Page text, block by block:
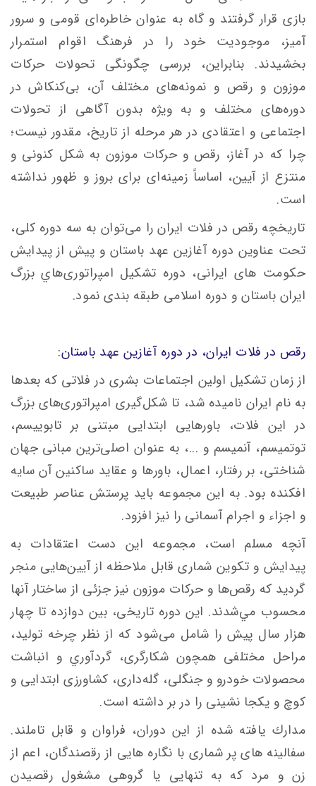
بازی قرار گرفتند و گاه به عنوان خاطره‌ای قومی و سرور
آميز، موجوديت خود را در فرهنگ اقوام استمرار
بخشيدند. بنابراين، بررسی چگونگی‌ تحولات حركات
موزون و رقص و نمونه‌های مختلف‌ آن، بی‌كنكاش در
دوره‌های مختلف و به ويژه بدون آگاهی از تحولات
اجتماعی و اعتقادی در هر مرحله‌ از تاريخ، مقدور نيست؛
چرا كه در آغاز، رقص و حركات موزون به شكل كنونی و
منتزع از آيين، اساساً زمينه‌ای برای بروز و ظهور نداشته
است.
تاريخچه رقص در فلات ايران را می‌توان به سه دوره‌ كلی‌،
تحت عناوین دوره‌ آغازين عهد باستان و پیش از پیدایش
حکومت های ایرانی، دوره تشكيل امپراتوری‌هاي بزرگ
ایران باستان و دوره اسلامی طبقه ‌بندی نمود.
رقص در فلات ایران، در دوره آغازين‌ عهد باستان:
از زمان تشكيل اولين اجتماعات بشری در فلاتی که بعدها
به نام ايران نامیده شد، تا‌ شكل‌گيری امپراتوری‌های بزرگ
در این فلات، باورهایی ابتدايی مبتنی بر تابوييسم،
توتميسم، آنميسم و ...، به عنوان اصلی‌ترين مبانی جهان
شناختی،‌ بر رفتار، اعمال، باورها و عقايد ساکنین آن سايه
افكنده بود. به اين مجموعه‌ بايد پرستش‌ عناصر طبيعت
و اجزاء و اجرام آسمانی را نيز افزود.
آنچه مسلم است، مجموعه‌ اين دست‌ اعتقادات به
پيدايش و تكوين شماری قابل ملاحظه‌ از آيين‌هایی منجر
گرديد که رقص‌ها و حركات موزون نيز جزئی از ساختار آنها
محسوب مي‌شدند. اين دوره‌‌ تاريخی، بين‌ دوازده تا چهار
‌هزار سال پیش را شامل می‌شود كه از نظر چرخه‌ توليد،
مراحل مختلفی همچون شكارگری، گردآوري و انباشت
محصولات خودرو و جنگلی، گله‌داری، كشاورزی ابتدايی و
كوچ‌ و يكجا نشينی را در بر داشته است.
مدارك يافته‌ شده از اين دوران، فراوان و قابل تاملند.
سفالینه های پر شماری با نگاره هایی از رقصندگان، اعم از
زن و مرد که به تنهایی یا گروهی مشغول رقصیدن